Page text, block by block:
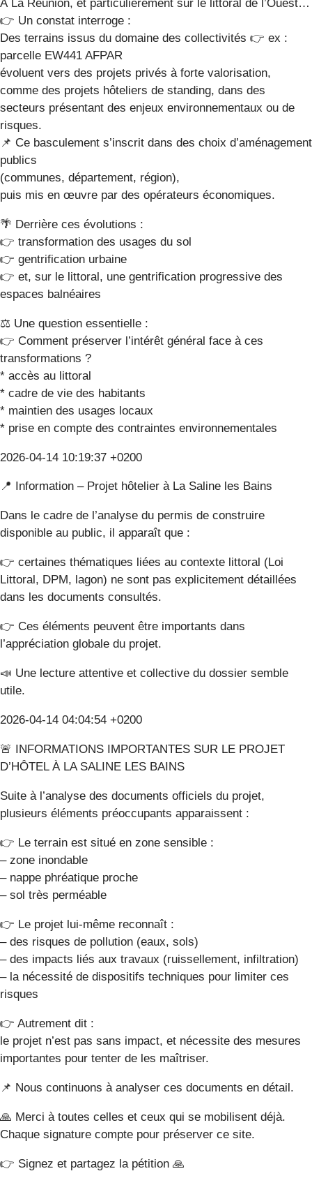
À La Réunion, et particulièrement sur le littoral de l’Ouest…
👉 Un constat interroge :
Des terrains issus du domaine des collectivités 👉 ex :
parcelle EW441 AFPAR
évoluent vers des projets privés à forte valorisation,
comme des projets hôteliers de standing, dans des
secteurs présentant des enjeux environnementaux ou de
risques.
📌 Ce basculement s’inscrit dans des choix d’aménagement
publics
(communes, département, région),
puis mis en œuvre par des opérateurs économiques.
🌴 Derrière ces évolutions :
👉 transformation des usages du sol
👉 gentrification urbaine
👉 et, sur le littoral, une gentrification progressive des
espaces balnéaires
⚖️ Une question essentielle :
👉 Comment préserver l’intérêt général face à ces
transformations ?
* accès au littoral
* cadre de vie des habitants
* maintien des usages locaux
* prise en compte des contraintes environnementales
2026-04-14 10:19:37 +0200
📍 Information – Projet hôtelier à La Saline les Bains
Dans le cadre de l’analyse du permis de construire
disponible au public, il apparaît que :
👉 certaines thématiques liées au contexte littoral (Loi
Littoral, DPM, lagon) ne sont pas explicitement détaillées
dans les documents consultés.
👉 Ces éléments peuvent être importants dans
l’appréciation globale du projet.
📣 Une lecture attentive et collective du dossier semble
utile.
2026-04-14 04:04:54 +0200
🚨 INFORMATIONS IMPORTANTES SUR LE PROJET
D’HÔTEL À LA SALINE LES BAINS
Suite à l’analyse des documents officiels du projet,
plusieurs éléments préoccupants apparaissent :
👉 Le terrain est situé en zone sensible :
– zone inondable
– nappe phréatique proche
– sol très perméable
👉 Le projet lui-même reconnaît :
– des risques de pollution (eaux, sols)
– des impacts liés aux travaux (ruissellement, infiltration)
– la nécessité de dispositifs techniques pour limiter ces
risques
👉 Autrement dit :
le projet n’est pas sans impact, et nécessite des mesures
importantes pour tenter de les maîtriser.
📌 Nous continuons à analyser ces documents en détail.
🙏 Merci à toutes celles et ceux qui se mobilisent déjà.
Chaque signature compte pour préserver ce site.
👉 Signez et partagez la pétition 🙏